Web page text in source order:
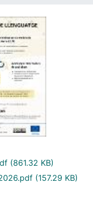
(861.32 KB)
(157.29 KB)